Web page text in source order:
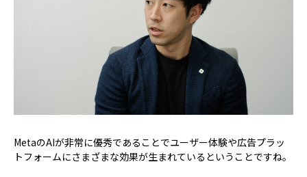
――MetaのAIが非常に優秀であることでユーザー体験や広告プラッ
トフォームにさまざまな効果が生まれているということですね。